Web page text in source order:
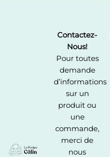
Contactez-
Nous!
Pour toutes
demande
d’informations
sur un
produit ou
une
commande,
merci de
nous